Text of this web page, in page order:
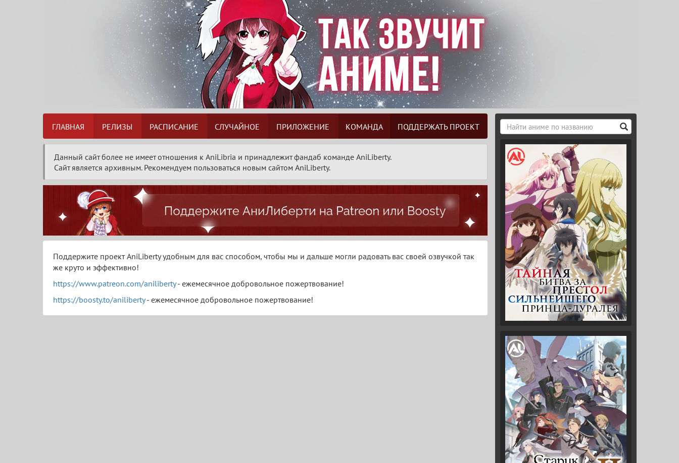
ГЛАВНАЯ РЕЛИЗЫ РАСПИСАНИЕ СЛУЧАЙНОЕ ПРИЛОЖЕНИЕ КОМАНДА ПОДДЕРЖАТЬ ПРОЕКТ
Данный сайт более не имеет отношения к AniLibria и принадлежит фандаб команде AniLiberty.
Сайт является архивным. Рекомендуем пользоваться новым сайтом AniLiberty.
Поддержите проект AniLiberty удобным для вас способом, чтобы мы и дальше могли радовать вас своей озвучкой так
же круто и эффективно!
https://www.patreon.com/aniliberty- ежемесячное добровольное пожертвование!
https://boosty.to/aniliberty- ежемесячное добровольное пожертвование!